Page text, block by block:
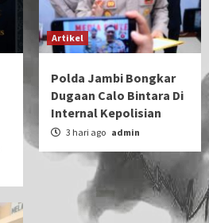
Artikel
Polda Jambi Bongkar
Dugaan Calo Bintara Di
Internal Kepolisian
3 hari ago admin